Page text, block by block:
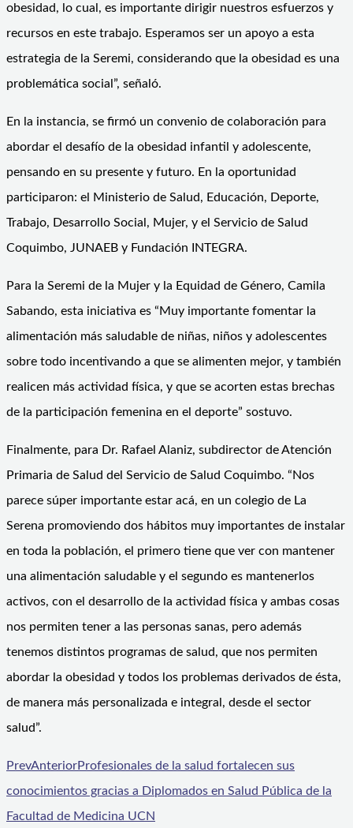
obesidad, lo cual, es importante dirigir nuestros esfuerzos y
recursos en este trabajo. Esperamos ser un apoyo a esta
estrategia de la Seremi, considerando que la obesidad es una
problemática social”, señaló.
En la instancia, se firmó un convenio de colaboración para
abordar el desafío de la obesidad infantil y adolescente,
pensando en su presente y futuro. En la oportunidad
participaron: el Ministerio de Salud, Educación, Deporte,
Trabajo, Desarrollo Social, Mujer, y el Servicio de Salud
Coquimbo, JUNAEB y Fundación INTEGRA.
Para la Seremi de la Mujer y la Equidad de Género, Camila
Sabando, esta iniciativa es “Muy importante fomentar la
alimentación más saludable de niñas, niños y adolescentes
sobre todo incentivando a que se alimenten mejor, y también
realicen más actividad física, y que se acorten estas brechas
de la participación femenina en el deporte” sostuvo.
Finalmente, para Dr. Rafael Alaniz, subdirector de Atención
Primaria de Salud del Servicio de Salud Coquimbo. “Nos
parece súper importante estar acá, en un colegio de La
Serena promoviendo dos hábitos muy importantes de instalar
en toda la población, el primero tiene que ver con mantener
una alimentación saludable y el segundo es mantenerlos
activos, con el desarrollo de la actividad física y ambas cosas
nos permiten tener a las personas sanas, pero además
tenemos distintos programas de salud, que nos permiten
abordar la obesidad y todos los problemas derivados de ésta,
de manera más personalizada e integral, desde el sector
salud”.
PrevAnteriorProfesionales de la salud fortalecen sus
conocimientos gracias a Diplomados en Salud Pública de la
Facultad de Medicina UCN